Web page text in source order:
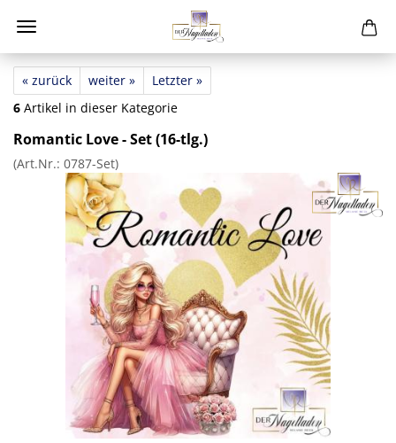
« zurück weiter »
Letzter »
6 Artikel in dieser Kategorie
Romantic Love - Set (16-tlg.)
(Art.Nr.: 0787-Set)